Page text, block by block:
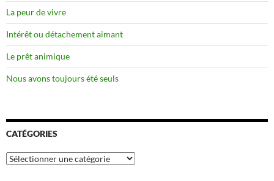
La peur de vivre
Intérêt ou détachement aimant
Le prêt animique
Nous avons toujours été seuls
CATÉGORIES
Catégories